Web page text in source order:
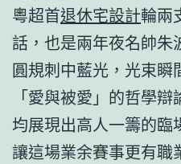
粵超首退休宅設計輪兩
話，也是兩年夜名帥朱
圓規刺中藍光，光束瞬
「愛與被愛」的哲學
均展現出高人一籌的臨
讓這場業余賽事更有職